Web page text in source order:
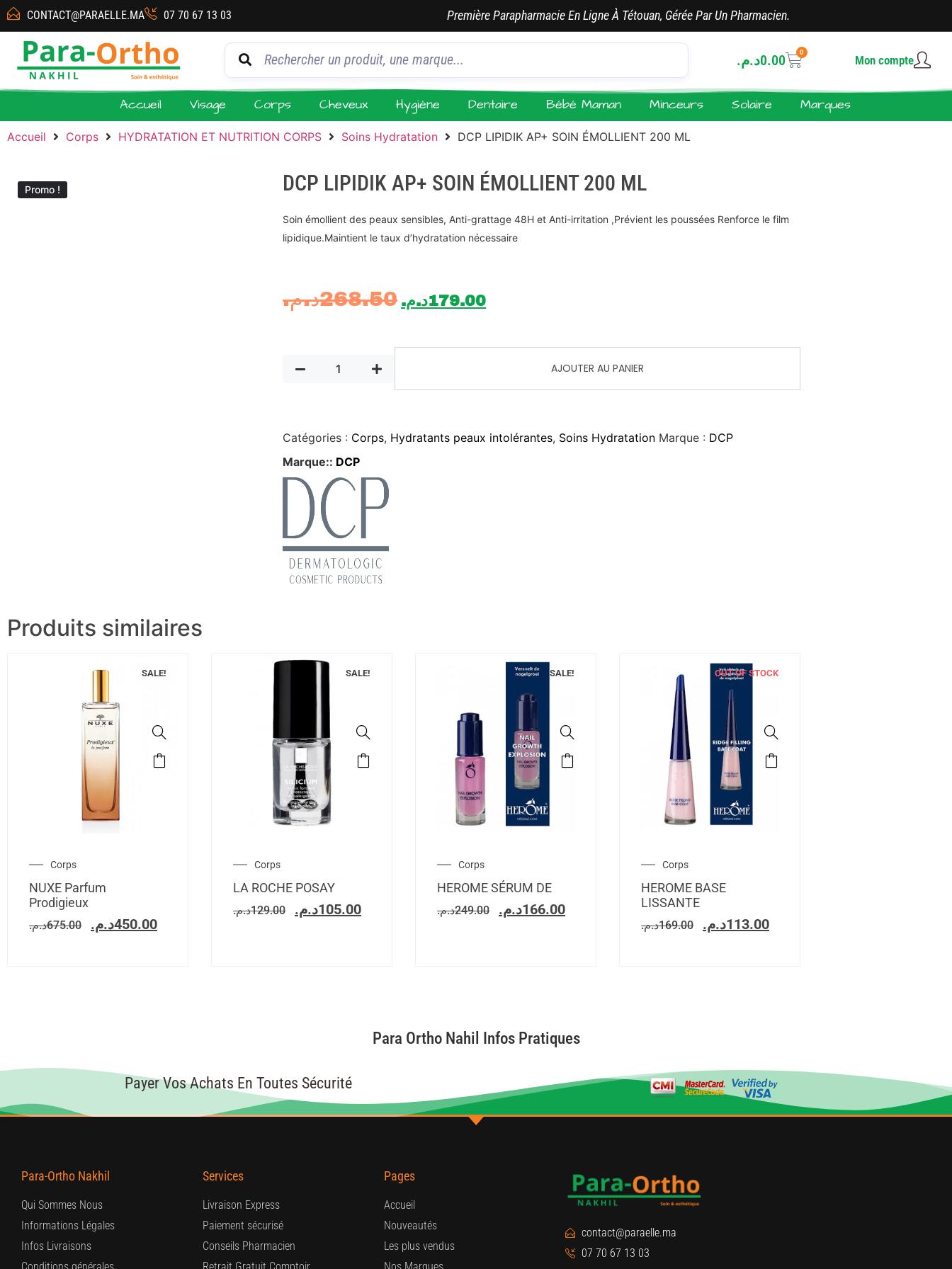
CONTACT@PARAELLE.MA 07 70 67 13 03 Première Parapharmacie En Ligne À Tétouan, Gérée Par Un Pharmacien.
0.00د.م. 0
Mon compte
Accueil Visage Corps Cheveux Hygiène Dentaire Bébé Maman Minceurs Solaire Marques
Accueil Corps HYDRATATION ET NUTRITION CORPS Soins Hydratation DCP LIPIDIK AP+ SOIN ÉMOLLIENT 200 ML
Promo ! DCP LIPIDIK AP+ SOIN ÉMOLLIENT 200 ML
Soin émollient des peaux sensibles, Anti-grattage 48H et Anti-irritation ,Prévient les poussées Renforce le film
lipidique.Maintient le taux d’hydratation nécessaire
268.50د.م. 179.00د.م.
AJOUTER AU PANIER
Catégories : Corps, Hydratants peaux intolérantes, Soins Hydratation Marque : DCP
Marque:: DCP
Produits similaires
SALE!
Corps
NUXE Parfum
Prodigieux
675.00د.م. 450.00د.م.
SALE!
Corps
LA ROCHE POSAY
129.00د.م. 105.00د.م.
SALE!
Corps
HEROME SÉRUM DE
249.00د.م. 166.00د.م.
OUT OF STOCK
Corps
HEROME BASE
LISSANTE
169.00د.م. 113.00د.م.
Para Ortho Nahil Infos Pratiques
Payer Vos Achats En Toutes Sécurité
Para-Ortho Nakhil
Qui Sommes Nous
Informations Légales
Infos Livraisons
Services
Livraison Express
Paiement sécurisé
Conseils Pharmacien
Pages
Accueil
Nouveautés
Les plus vendus
contact@paraelle.ma
07 70 67 13 03